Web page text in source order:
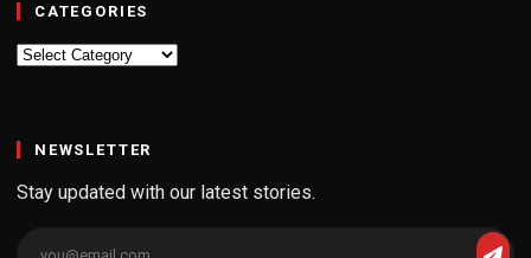
CATEGORIES
Categories
NEWSLETTER
Stay updated with our latest stories.